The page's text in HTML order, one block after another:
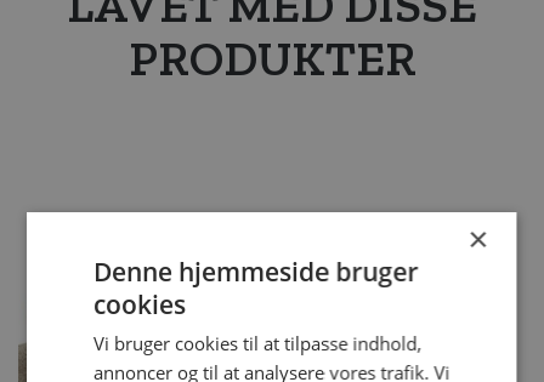
PRODUKTER
×
Denne hjemmeside bruger
cookies
Vi bruger cookies til at tilpasse indhold,
annoncer og til at analysere vores trafik. Vi